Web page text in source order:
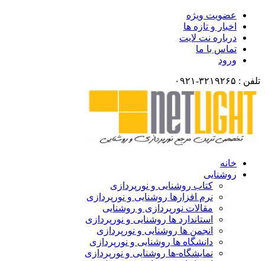
عضویت ویژه
اخبار و تازه ها
درباره نت لایت
تماس با ما
ورود
تلفن : ۳۲۱۹۲۶۵-۰۹۲۱
خانه
روشنایی
کتاب روشنایی و نورپردازی
نرم افزارها روشنایی و نورپردازی
مقالات نورپردازی و روشنایی
استاندارد ها روشنایی و نورپردازی
انجمن ها روشنایی و نورپردازی
دانشگاه ها روشنایی و نورپردازی
نمایشگاه-ها روشنایی و نورپردازی